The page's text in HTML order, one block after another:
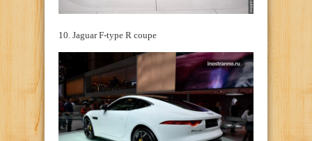
10. Jaguar F-type R coupe